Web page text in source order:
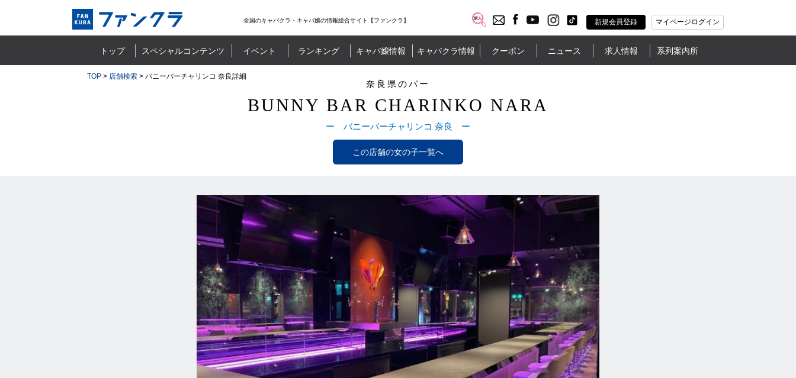
全国のキャバクラ・キャバ嬢の情報総合サイト【ファンクラ】 新規会員登録 マイページログイン
トップ スペシャルコンテンツ イベント ランキング キャバ嬢情報 キャバクラ情報 クーポン ニュース 求人情報 系列案内所
TOP > 店舗検索 > バニーバーチャリンコ 奈良詳細
奈良県のバー
BUNNY BAR CHARINKO NARA
ー バニーバーチャリンコ 奈良 ー
この店舗の女の子一覧へ